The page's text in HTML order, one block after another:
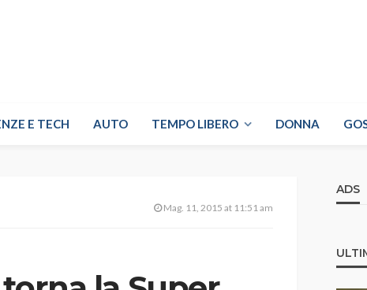
E TECH AUTO TEMPO LIBERO DONNA
Mag. 11, 2015 at 11:51 am
ADS